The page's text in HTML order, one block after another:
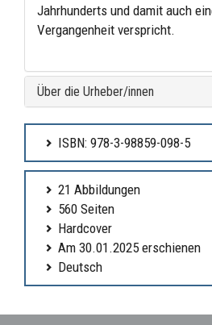
Jahrhunderts und damit auch
Vergangenheit verspricht.
Über die Urheber/innen
ISBN: 978-3-98859-098-5
21 Abbildungen
560 Seiten
Hardcover
Am 30.01.2025 erschienen
Deutsch